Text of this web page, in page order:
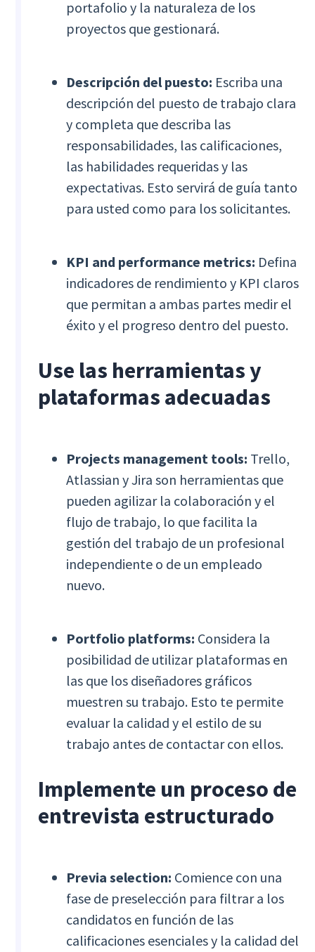
portafolio y la naturaleza de los
proyectos que gestionará.
Descripción del puesto: Escriba una
descripción del puesto de trabajo clara
y completa que describa las
responsabilidades, las calificaciones,
las habilidades requeridas y las
expectativas. Esto servirá de guía tanto
para usted como para los solicitantes.
KPI and performance metrics: Defina
indicadores de rendimiento y KPI claros
que permitan a ambas partes medir el
éxito y el progreso dentro del puesto.
Use las herramientas y
plataformas adecuadas
Projects management tools: Trello,
Atlassian y Jira son herramientas que
pueden agilizar la colaboración y el
flujo de trabajo, lo que facilita la
gestión del trabajo de un profesional
independiente o de un empleado
nuevo.
Portfolio platforms: Considera la
posibilidad de utilizar plataformas en
las que los diseñadores gráficos
muestren su trabajo. Esto te permite
evaluar la calidad y el estilo de su
trabajo antes de contactar con ellos.
Implemente un proceso de
entrevista estructurado
Previa selection: Comience con una
fase de preselección para filtrar a los
candidatos en función de las
calificaciones esenciales y la calidad del